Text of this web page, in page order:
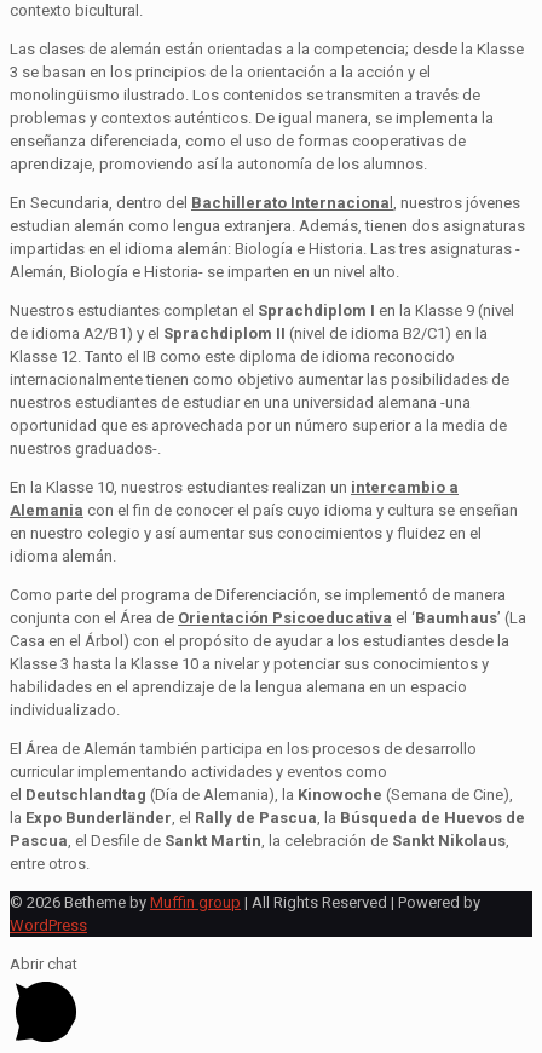
contexto bicultural.
Las clases de alemán están orientadas a la competencia; desde la Klasse
3 se basan en los principios de la orientación a la acción y el
monolingüismo ilustrado. Los contenidos se transmiten a través de
problemas y contextos auténticos. De igual manera, se implementa la
enseñanza diferenciada, como el uso de formas cooperativas de
aprendizaje, promoviendo así la autonomía de los alumnos.
En Secundaria, dentro del Bachillerato Internaciona , nuestros jóvenes
estudian alemán como lengua extranjera. Además, tienen dos asignaturas
impartidas en el idioma alemán: Biología e Historia. Las tres asignaturas -
Alemán, Biología e Historia- se imparten en un nivel alto.
Nuestros estudiantes completan el Sprachdiplom I en la Klasse 9 (nivel
de idioma A2/B1) y el Sprachdiplom II (nivel de idioma B2/C1) en la
Klasse 12. Tanto el IB como este diploma de idioma reconocido
internacionalmente tienen como objetivo aumentar las posibilidades de
nuestros estudiantes de estudiar en una universidad alemana -una
oportunidad que es aprovechada por un número superior a la media de
nuestros graduados-.
En la Klasse 10, nuestros estudiantes realizan un intercambio a
Alemania con el fin de conocer el país cuyo idioma y cultura se enseñan
en nuestro colegio y así aumentar sus conocimientos y fluidez en el
idioma alemán.
Como parte del programa de Diferenciación, se implementó de manera
conjunta con el Área de Orientación Psicoeducativa el ‘Baumhaus’ (La
Casa en el Árbol) con el propósito de ayudar a los estudiantes desde la
Klasse 3 hasta la Klasse 10 a nivelar y potenciar sus conocimientos y
habilidades en el aprendizaje de la lengua alemana en un espacio
individualizado.
El Área de Alemán también participa en los procesos de desarrollo
curricular implementando actividades y eventos como
el Deutschlandtag (Día de Alemania), la Kinowoche (Semana de Cine),
la Expo Bunderländer, el Rally de Pascua, la Búsqueda de Huevos de
Pascua, el Desfile de Sankt Martin, la celebración de Sankt Nikolaus,
entre otros.
© 2026 Betheme by Muffin group | All Rights Reserved | Powered by
WordPress
Abrir chat